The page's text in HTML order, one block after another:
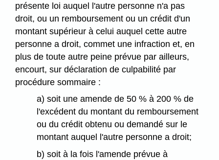
présente loi auquel l'autre personne n'a pas
droit, ou un remboursement ou un crédit d'un
montant supérieur à celui auquel cette autre
personne a droit, commet une infraction et, en
plus de toute autre peine prévue par ailleurs,
encourt, sur déclaration de culpabilité par
procédure sommaire :
a) soit une amende de 50 % à 200 % de
l'excédent du montant du remboursement
ou du crédit obtenu ou demandé sur le
montant auquel l'autre personne a droit;
b) soit à la fois l'amende prévue à